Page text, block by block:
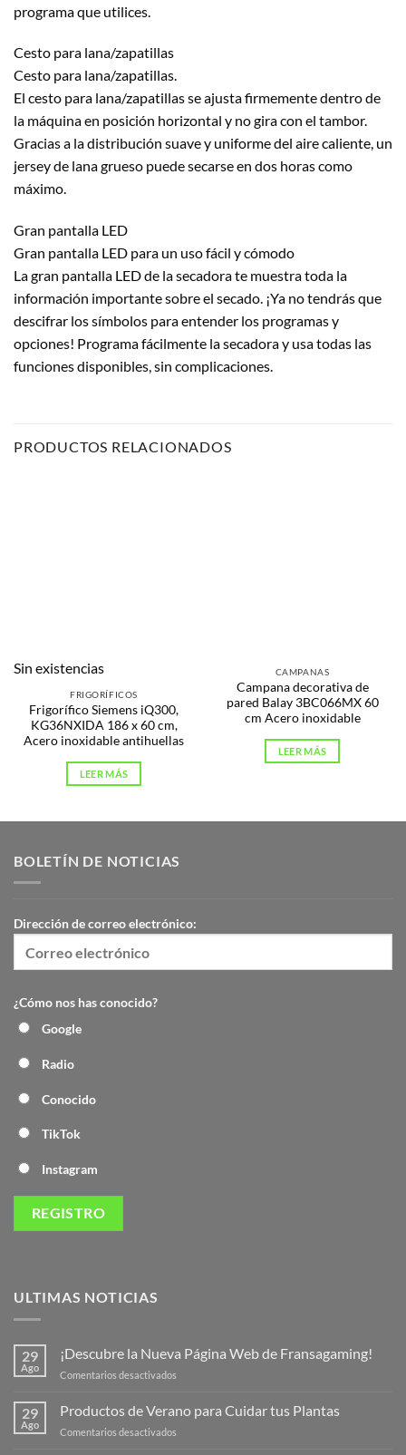
programa que utilices.
Cesto para lana/zapatillas
Cesto para lana/zapatillas.
El cesto para lana/zapatillas se ajusta firmemente dentro de
la máquina en posición horizontal y no gira con el tambor.
Gracias a la distribución suave y uniforme del aire caliente, un
jersey de lana grueso puede secarse en dos horas como
máximo.
Gran pantalla LED
Gran pantalla LED para un uso fácil y cómodo
La gran pantalla LED de la secadora te muestra toda la
información importante sobre el secado. ¡Ya no tendrás que
descifrar los símbolos para entender los programas y
opciones! Programa fácilmente la secadora y usa todas las
funciones disponibles, sin complicaciones.
PRODUCTOS RELACIONADOS
Sin existencias
FRIGORÍFICOS
Frigorífico Siemens iQ300,
KG36NXIDA 186 x 60 cm,
Acero inoxidable antihuellas
LEER MÁS
CAMPANAS
Campana decorativa de
pared Balay 3BC066MX 60
cm Acero inoxidable
LEER MÁS
BOLETÍN DE NOTICIAS
Dirección de correo electrónico:
¿Cómo nos has conocido?
Google
Radio
Conocido
TikTok
Instagram
ULTIMAS NOTICIAS
29
Ago
¡Descubre la Nueva Página Web de Fransagaming!
Comentarios desactivados
Nueva
29
Ago
Productos de Verano para Cuidar tus Plantas
Comentarios desactivados